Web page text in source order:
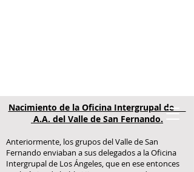
Nacimiento de la Oficina Intergrupal de
A.A. del Valle de San Fernando.
Anteriormente, los grupos del Valle de San
Fernando enviaban a sus delegados a la Oficina
Intergrupal de Los Ángeles, que en ese entonces